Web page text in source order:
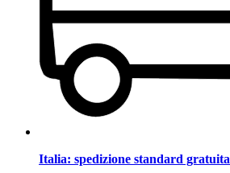
Italia: spedizione standard gratuita